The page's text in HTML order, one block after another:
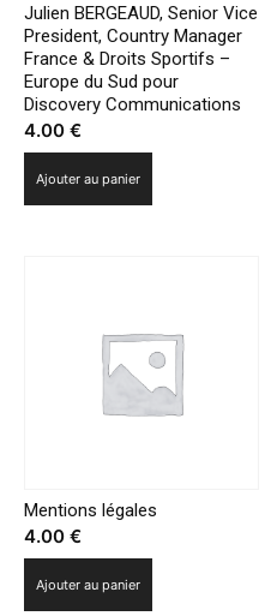
Julien BERGEAUD, Senior Vice
President, Country Manager
France & Droits Sportifs –
Europe du Sud pour
Discovery Communications
4.00 €
Ajouter au panier
Mentions légales
4.00 €
Ajouter au panier